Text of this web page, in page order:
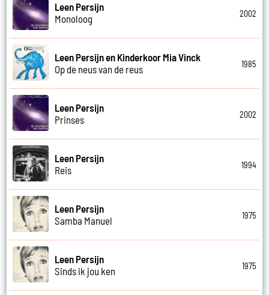
Leen Persijn
Monoloog
2002
Leen Persijn en Kinderkoor Mia Vinck
Op de neus van de reus
1985
Leen Persijn
Prinses
2002
Leen Persijn
Reis
1994
Leen Persijn
Samba Manuel
1975
Leen Persijn
Sinds ik jou ken
1975